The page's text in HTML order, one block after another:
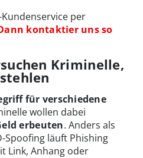
per
kontaktier uns so
Kriminelle,
für verschiedene
wollen dabei
erbeuten. Anders als
Spoofing läuft Phishing
Link, Anhang oder